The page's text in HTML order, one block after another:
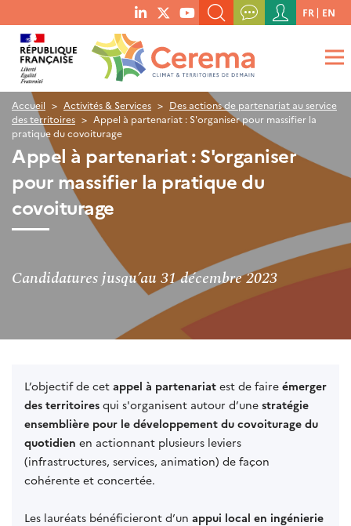
menu
social
links
RECHERCHER UN MOT-CLÉ, UNE PUBLICATION, ETC.
QUE RECHERCHEZ-VOUS ?
Menu
du
compte
de
l'utilisateur
FR EN
Accueil Activités & Services
Des actions de partenariat au service
des territoires
Appel à partenariat : S'organiser pour massifier la
pratique du covoiturage
Appel à partenariat : S'organiser
pour massifier la pratique du
covoiturage
Candidatures jusqu’au 31 décembre 2023
L’objectif de cet appel à partenariat est de faire émerger
des territoires qui s'organisent autour d’une stratégie
ensemblière pour le développement du covoiturage du
quotidien en actionnant plusieurs leviers
(infrastructures, services, animation) de façon
cohérente et concertée.
Les lauréats bénéficieront d’un appui local en ingénierie